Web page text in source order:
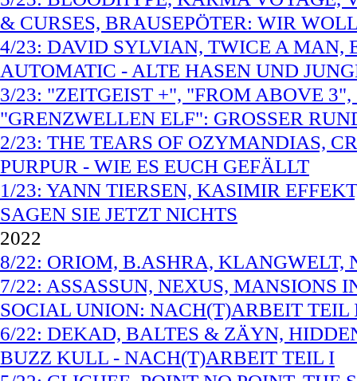
& CURSES, BRAUSEPÖTER: WIR
4/23: DAVID SYLVIAN, TWICE A MAN,
AUTOMATIC - ALTE HASEN UND
3/23: "ZEITGEIST +", "FROM ABOVE
"GRENZWELLEN ELF": GROSSER
2/23: THE TEARS OF OZYMANDIAS,
PURPUR - WIE ES EUCH GEFÄLLT
1/23: YANN TIERSEN, KASIMIR
SAGEN SIE JETZT NICHTS
2022
8/22: ORIOM, B.ASHRA, KLANGWELT,
7/22: ASSASSUN, NEXUS, MANSIONS
SOCIAL UNION: NACH(T)ARBEIT TEIL
6/22: DEKAD, BALTES & ZÄYN,
BUZZ KULL - NACH(T)ARBEIT TEIL I